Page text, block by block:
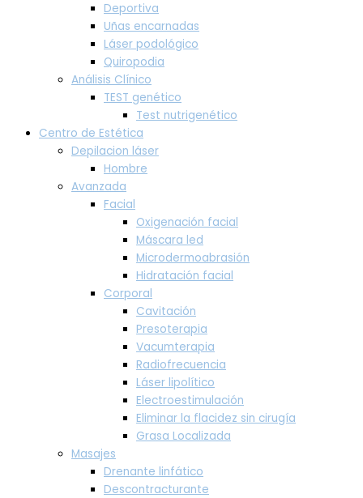
Deportiva
Uñas encarnadas
Láser podológico
Quiropodia
Análisis Clínico
TEST genético
Test nutrigenético
Centro de Estética
Depilacion láser
Hombre
Avanzada
Facial
Oxigenación facial
Máscara led
Microdermoabrasión
Hidratación facial
Corporal
Cavitación
Presoterapia
Vacumterapia
Radiofrecuencia
Láser lipolítico
Electroestimulación
Eliminar la flacidez sin cirugía
Grasa Localizada
Masajes
Drenante linfático
Descontracturante